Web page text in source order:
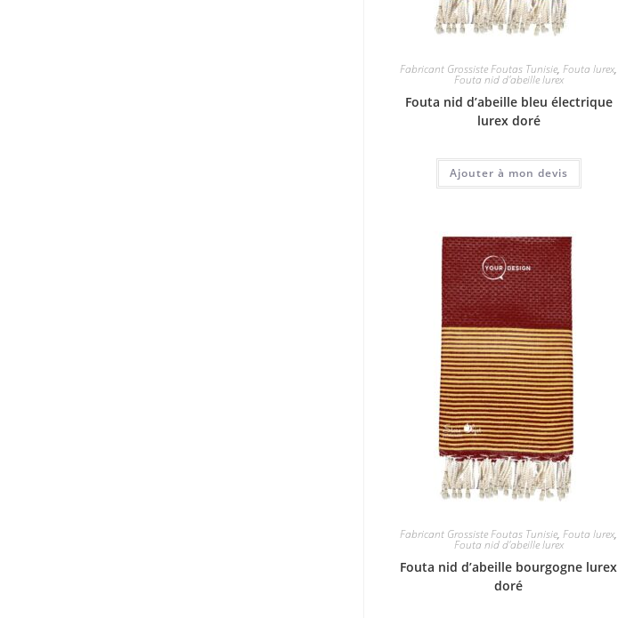
Fabricant Grossiste Foutas Tunisie,Fouta lurex,
Fouta nid d'abeille lurex
Fouta nid d’abeille bleu électrique
lurex doré
Ajouter à mon devis
Fabricant Grossiste Foutas Tunisie,Fouta lurex,
Fouta nid d'abeille lurex
Fouta nid d’abeille bourgogne lurex
doré